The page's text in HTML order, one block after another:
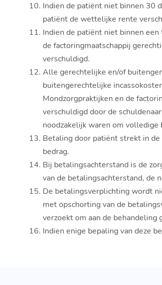
Indien de patiënt niet binnen 30
patiënt de wettelijke rente
Indien de patiënt niet binnen
de factoringmaatschappij
verschuldigd.
Alle gerechtelijke en/of
buitengerechtelijke
Mondzorgpraktijken en de
verschuldigd door de
noodzakelijk waren om
Betaling door patiënt strekt in
bedrag.
Bij betalingsachterstand is de
van de betalingsachterstand, de
De betalingsverplichting wordt
met opschorting van de
verzoekt om aan de behandeling
Indien enige bepaling van deze